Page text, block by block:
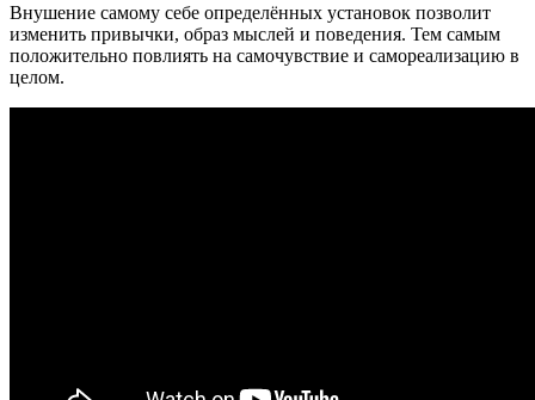
Внушение самому себе определённых установок позволит
изменить привычки, образ мыслей и поведения. Тем самым
положительно повлиять на самочувствие и самореализацию в
целом.